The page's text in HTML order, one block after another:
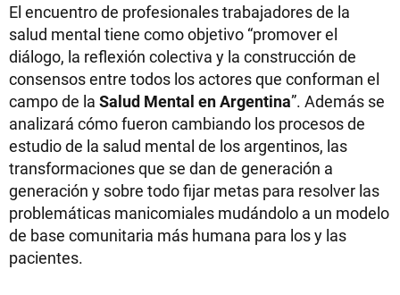
El encuentro de profesionales trabajadores de la
salud mental tiene como objetivo “promover el
diálogo, la reflexión colectiva y la construcción de
consensos entre todos los actores que conforman el
campo de la Salud Mental en Argentina”. Además se
analizará cómo fueron cambiando los procesos de
estudio de la salud mental de los argentinos, las
transformaciones que se dan de generación a
generación y sobre todo fijar metas para resolver las
problemáticas manicomiales mudándolo a un modelo
de base comunitaria más humana para los y las
pacientes.